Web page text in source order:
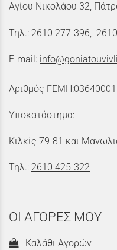
Αγίου Νικολάου 32,
Τηλ.: 2610 277-396
E-mail:
Αριθμός
Υποκατάστημα:
Κιλκίς 79-81 και
Τηλ.: 2610 425-322
ΟΙ ΑΓΟΡΕΣ ΜΟΥ
Καλάθι Αγορών